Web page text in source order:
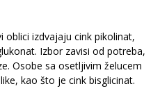
oblici izdvajaju cink pikolinat,
Izbor zavisi od potreba,
Osobe sa osetljivim želucem
kao što je cink bisglicinat.